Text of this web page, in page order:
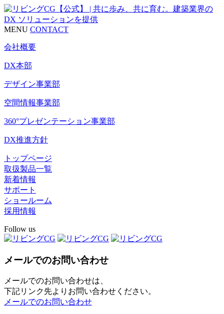
MENU CONTACT
会社概要
DX本部
デザイン事業部
空間情報事業部
360°プレゼンテーション事業部
DX推進方針
トップページ
取扱製品一覧
新着情報
サポート
ショールーム
採用情報
Follow us
メールでのお問い合わせ
メールでのお問い合わせは、
下記リンク先よりお問い合わせください。
メールでのお問い合わせ